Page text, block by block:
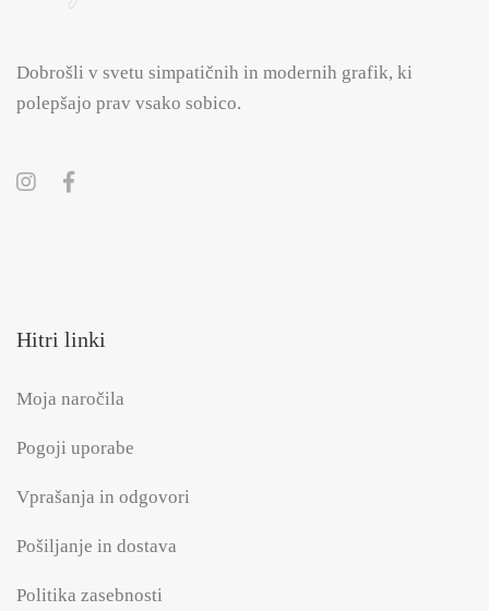
Dobrošli v svetu simpatičnih in modernih grafik, ki
polepšajo prav vsako sobico.
Hitri linki
Moja naročila
Pogoji uporabe
Vprašanja in odgovori
Pošiljanje in dostava
Politika zasebnosti